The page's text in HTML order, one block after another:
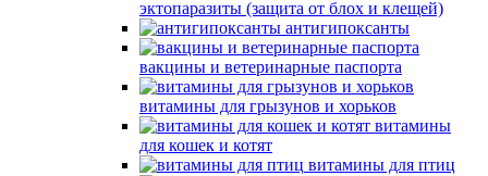
эктопаразиты (защита от блох и клещей)
антигипоксанты
вакцины и ветеринарные паспорта
витамины для грызунов и хорьков
витамины
для кошек и котят
витамины для птиц